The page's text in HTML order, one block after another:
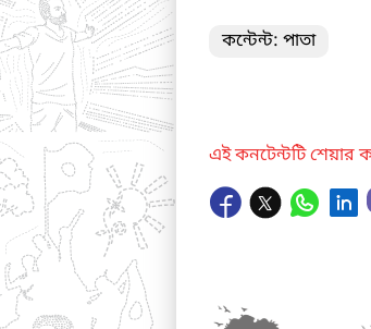
কন্টেন্ট: পাতা
এই কনটেন্টটি শেয়ার